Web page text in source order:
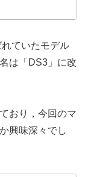
ていたモデル
は「DS3」に改
おり，今回のマ
興味深々でし